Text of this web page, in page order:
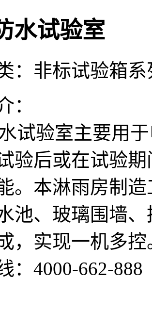
水试验室
： 非标试验箱系
：
试验室主要用
验后或在试验
。本淋雨房制
池、玻璃围墙
，实现一机多控
： 4000-662-888